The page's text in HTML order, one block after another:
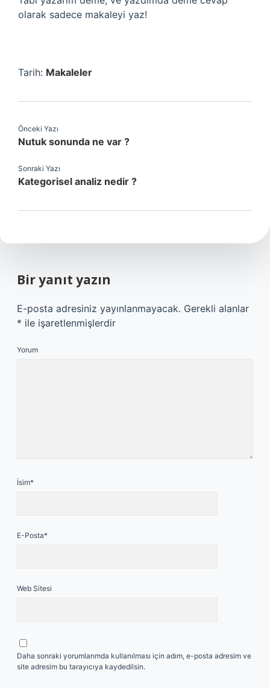
olarak sadece makaleyi yaz!
Tarih: Makaleler
Önceki Yazı
Nutuk sonunda ne var ?
Sonraki Yazı
Kategorisel analiz nedir ?
Bir yanıt yazın
E-posta adresiniz yayınlanmayacak. Gerekli alanlar
* ile işaretlenmişlerdir
Yorum
İsim*
E-Posta*
Web Sitesi
Daha sonraki yorumlarımda kullanılması için adım, e-posta adresim ve
site adresim bu tarayıcıya kaydedilsin.